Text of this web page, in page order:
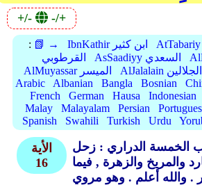
+/- -/+
: 📗 → IbnKathir ابن كثير
القرطوبي
AsSaadiyy السعدي
AlMuyassar الميسر
AlJalalain الجلالين
Arabic
Albanian Bangla Bosnian
French
German Hausa Indonesian
Malay
Malayalam Persian
Spanish
Swahili Turkish Urdu
الأية
16
الخمسة الدراري : زحل
والمريخ والزهرة , فيما
. والله أعلم . وهو مروي